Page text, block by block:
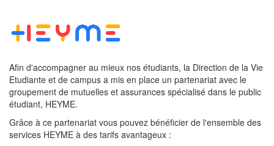
Afin d'accompagner au mieux nos étudiants, la Direction de la Vie
Etudiante et de campus a mis en place un partenariat avec le
groupement de mutuelles et assurances spécialisé dans le public
étudiant, HEYME.
Grâce à ce partenariat vous pouvez bénéficier de l'ensemble des
services HEYME à des tarifs avantageux :